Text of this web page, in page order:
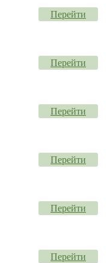
Перейти
Перейти
Перейти
Перейти
Перейти
Перейти